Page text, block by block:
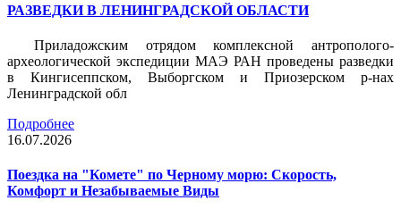
РАЗВЕДКИ В ЛЕНИНГРАДСКОЙ ОБЛАСТИ
Приладожским отрядом комплексной антрополого-
археологической экспедиции МАЭ РАН проведены разведки
в Кингисеппском, Выборгском и Приозерском р-нах
Ленинградской обл
Подробнее
16.07.2026
Поездка на "Комете" по Черному морю: Скорость,
Комфорт и Незабываемые Виды